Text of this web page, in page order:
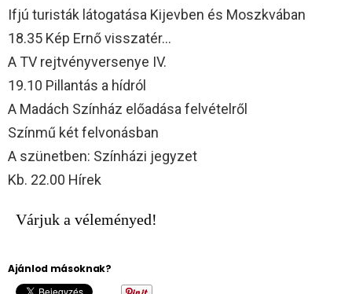
Ifjú turisták látogatása Kijevben és Moszkvában
18.35 Kép Ernő visszatér…
A TV rejtvényversenye IV.
19.10 Pillantás a hídról
A Madách Színház előadása felvételről
Színmű két felvonásban
A szünetben: Színházi jegyzet
Kb. 22.00 Hírek
Várjuk a véleményed!
Ajánlod másoknak?